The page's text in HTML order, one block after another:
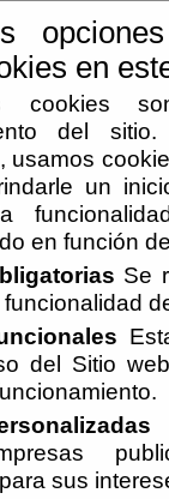
en
cookies
del
usamos
un
en función
Se
funcionalidad
del Sitio
sus
AVISOS
Teleprensa.
junto a otros